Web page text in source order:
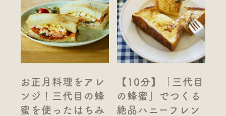
お正月料理をアレ
ンジ！三代目の蜂
蜜を使ったはちみ
【10分】「三代目
の蜂蜜」でつくる
絶品ハニーフレン